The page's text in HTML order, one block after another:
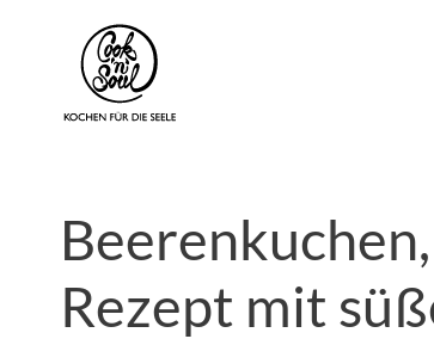
Rezept mit